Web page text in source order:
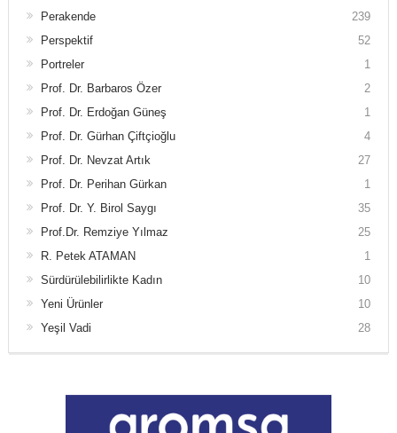
Perakende
239
Perspektif
52
Portreler
1
Prof. Dr. Barbaros Özer
2
Prof. Dr. Erdoğan Güneş
1
Prof. Dr. Gürhan Çiftçioğlu
4
Prof. Dr. Nevzat Artık
27
Prof. Dr. Perihan Gürkan
1
Prof. Dr. Y. Birol Saygı
35
Prof.Dr. Remziye Yılmaz
25
R. Petek ATAMAN
1
Sürdürülebilirlikte Kadın
10
Yeni Ürünler
10
Yeşil Vadi
28